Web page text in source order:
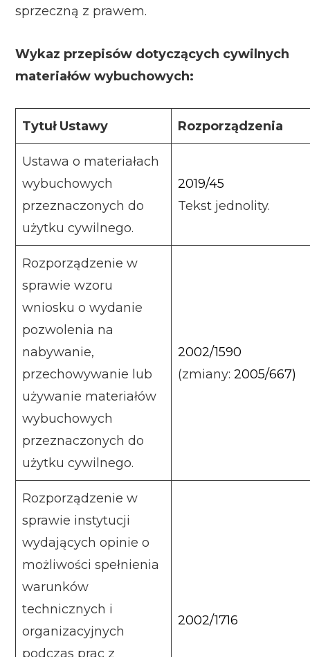
sprzeczną z prawem.
Wykaz przepisów dotyczących cywilnych
materiałów wybuchowych:
Tytuł Ustawy Rozporządzenia
Ustawa o materiałach
wybuchowych
przeznaczonych do
użytku cywilnego.
2019/45
Tekst jednolity.
Rozporządzenie w
sprawie wzoru
wniosku o wydanie
pozwolenia na
nabywanie,
przechowywanie lub
używanie materiałów
wybuchowych
przeznaczonych do
użytku cywilnego.
2002/1590
(zmiany:2005/667)
Rozporządzenie w
sprawie instytucji
wydających opinie o
możliwości spełnienia
warunków
technicznych i
organizacyjnych
podczas prac z
2002/1716